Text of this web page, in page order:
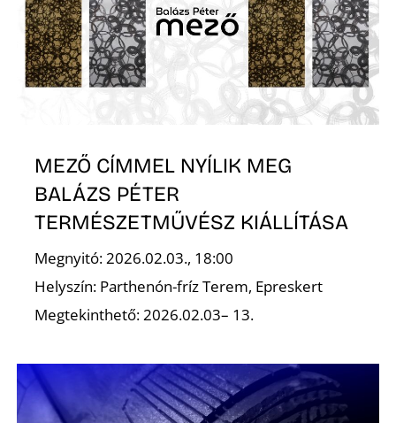
MEZŐ CÍMMEL NYÍLIK MEG
BALÁZS PÉTER
TERMÉSZETMŰVÉSZ KIÁLLÍTÁSA
Megnyitó: 2026.02.03., 18:00
Helyszín: Parthenón-fríz Terem, Epreskert
Megtekinthető: 2026.02.03– 13.